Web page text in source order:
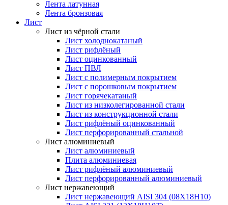
Лента латунная
Лента бронзовая
Лист
Лист из чёрной стали
Лист холоднокатаный
Лист рифлёный
Лист оцинкованный
Лист ПВЛ
Лист с полимерным покрытием
Лист с порошковым покрытием
Лист горячекатаный
Лист из низколегированной стали
Лист из конструкционной стали
Лист рифлёный оцинкованный
Лист перфорированный стальной
Лист алюминиевый
Лист алюминиевый
Плита алюминиевая
Лист рифлёный алюминиевый
Лист перфорированный алюминиевый
Лист нержавеющий
Лист нержавеющий AISI 304 (08Х18Н10)